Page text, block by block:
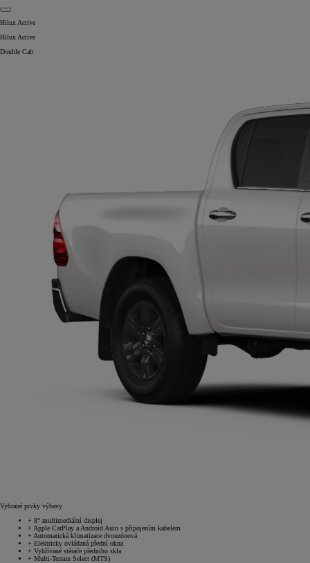
Hilux Active
Hilux Active
Double Cab
Vybrané prvky výbavy
+ 8" multimediální displej
+ Apple CarPlay a Android Auto s připojením kabelem
+ Automatická klimatizace dvouzónová
+ Elektricky ovládaná přední okna
+ Vyhřívané stěrače předního skla
+ Multi-Terrain Select (MTS)